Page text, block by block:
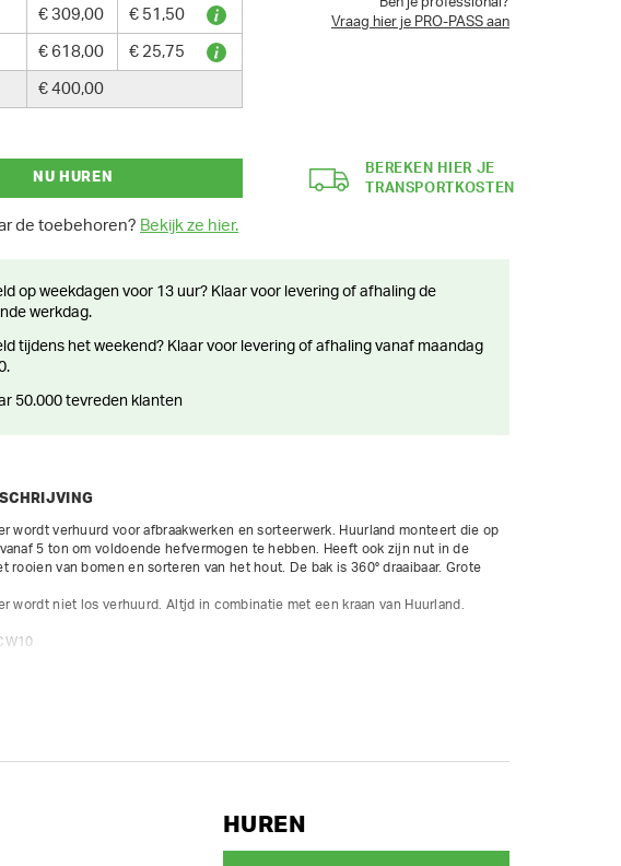
€ 309,00 € 51,50
€ 618,00 € 25,75
€ 400,00
Vraag hier je PRO-PASS aan
NU HUREN
de toebehoren? Bekijk ze hier.
BEREKEN HIER JE
TRANSPORTKOSTEN
werkdag.
50.000 tevreden klanten
wordt verhuurd voor afbraakwerken en sorteerwerk. Huurland monteert die op
5 ton om voldoende hefvermogen te hebben. Heeft ook zijn nut in de
rooien van bomen en sorteren van het hout. De bak is 360° draaibaar. Grote
wordt niet los verhuurd. Altjd in combinatie met een kraan van Huurland.
150 bar - 15 L/min
HUREN